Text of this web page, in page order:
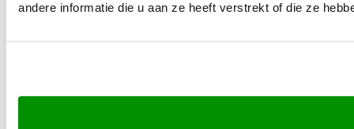
andere informatie die u aan ze heeft verstrekt of die ze